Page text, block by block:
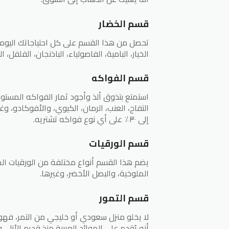
قسم الخضار
تحصل من هذا القسم على كل احتياجاتك
الخيار، البامية، الفاصولياء، الباذنجان،
قسم الفواكه
استمتع بتذوق ألذ وأجود ثمار الفواكه
التفاح، العنب، الرمان، الكيوي،
إلى ٣٠٪ على أي نوع فواكه تشتريه.
قسم الورقيات
يضم هذا القسم أنواع مختلفة من الورقيات
الملوخية، والبصل الأخضر، وغيرها.
قسم التمور
لا يخلو منزل سعودي أو خليجي من التمر،